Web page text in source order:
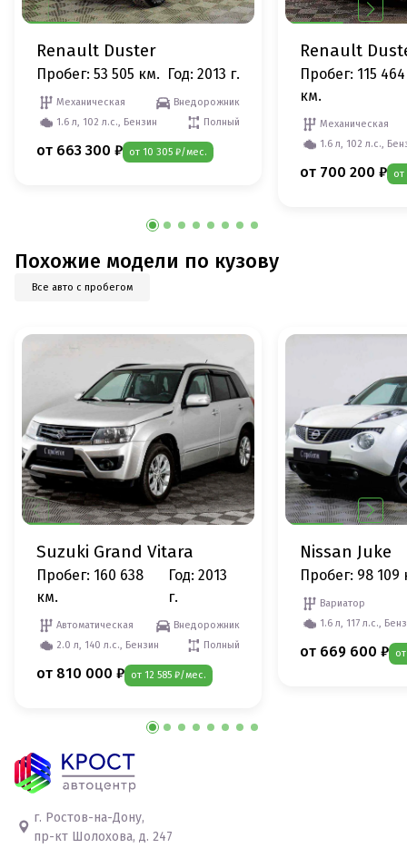
Renault Duster
Пробег: 53 505 км. Год: 2013 г.
Механическая
Внедорожник
1.6 л, 102 л.с., Бензин
Полный
от 663 300 ₽ от 10 305 ₽/мес.
Renault
Пробег: 115 464
км.
Механическая
1.6 л, 102 л.с.,
от 700 200 ₽
Похожие модели по кузову
Все авто с пробегом
Suzuki Grand Vitara
Пробег: 160 638
км.
Год: 2013
г.
Автоматическая
Внедорожник
2.0 л, 140 л.с., Бензин
Полный
от 810 000 ₽ от 12 585 ₽/мес.
Nissan Juke
Пробег: 98 109
Вариатор
1.6 л, 117 л.с.,
от 669 600 ₽
г. Ростов-на-Дону,
пр-кт Шолохова, д. 247